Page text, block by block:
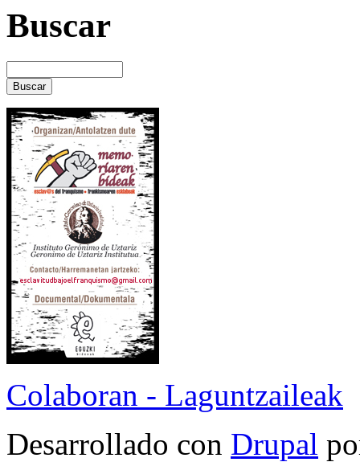
Buscar
Colaboran - Laguntzaileak
Desarrollado con Drupal